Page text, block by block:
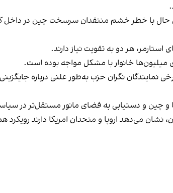
حال با خطر خشم منتقدان سرسخت چین در
هر دو به تقویت نیاز دارند.
خانوار با مشکل مواجه بوده است.
نگران حزب به‌طور علنی درباره جایگزینی
و چین و دستیابی به فضای مانور مستقل‌تر در
نشان می‌دهد اروپا و متحدان امریکا دارند